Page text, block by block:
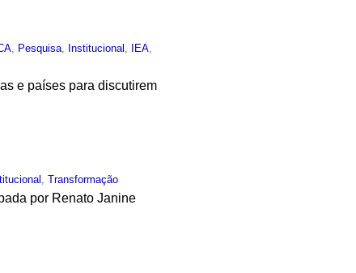
, Pesquisa, Institucional , IEA,
e países para discutirem
,Transformação
por Renato Janine